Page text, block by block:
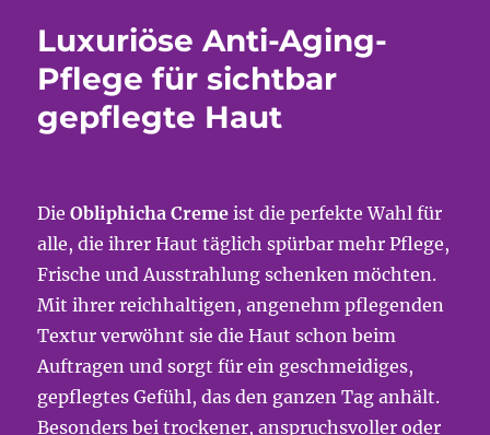
Luxuriöse Anti-Aging-
Pflege für sichtbar
gepflegte Haut
DieObliphicha Creme ist die perfekte Wahl für
alle, die ihrer Haut täglich spürbar mehr Pflege,
Frische und Ausstrahlung schenken möchten.
Mit ihrer reichhaltigen, angenehm pflegenden
Textur verwöhnt sie die Haut schon beim
Auftragen und sorgt für ein geschmeidiges,
gepflegtes Gefühl, das den ganzen Tag anhält.
Besonders bei trockener, anspruchsvoller oder